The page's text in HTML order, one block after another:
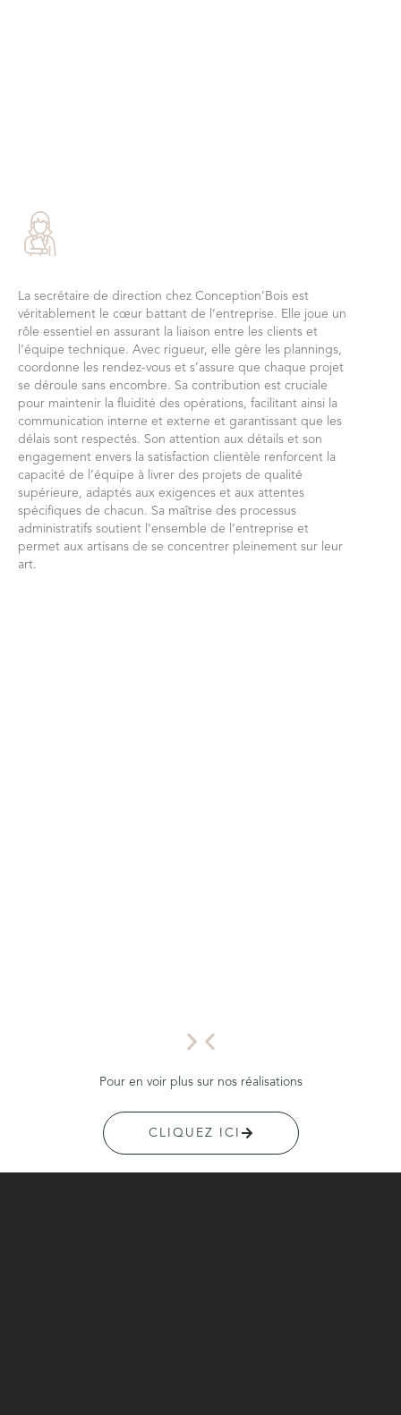
La secrétaire de direction chez Conception’Bois est
véritablement le cœur battant de l’entreprise. Elle joue un
rôle essentiel en assurant la liaison entre les clients et
l’équipe technique. Avec rigueur, elle gère les plannings,
coordonne les rendez-vous et s’assure que chaque projet
se déroule sans encombre. Sa contribution est cruciale
pour maintenir la fluidité des opérations, facilitant ainsi la
communication interne et externe et garantissant que les
délais sont respectés. Son attention aux détails et son
engagement envers la satisfaction clientèle renforcent la
capacité de l’équipe à livrer des projets de qualité
supérieure, adaptés aux exigences et aux attentes
spécifiques de chacun. Sa maîtrise des processus
administratifs soutient l’ensemble de l’entreprise et
permet aux artisans de se concentrer pleinement sur leur
art.
CLIQUEZ ICI
Pour en voir plus sur nos réalisations